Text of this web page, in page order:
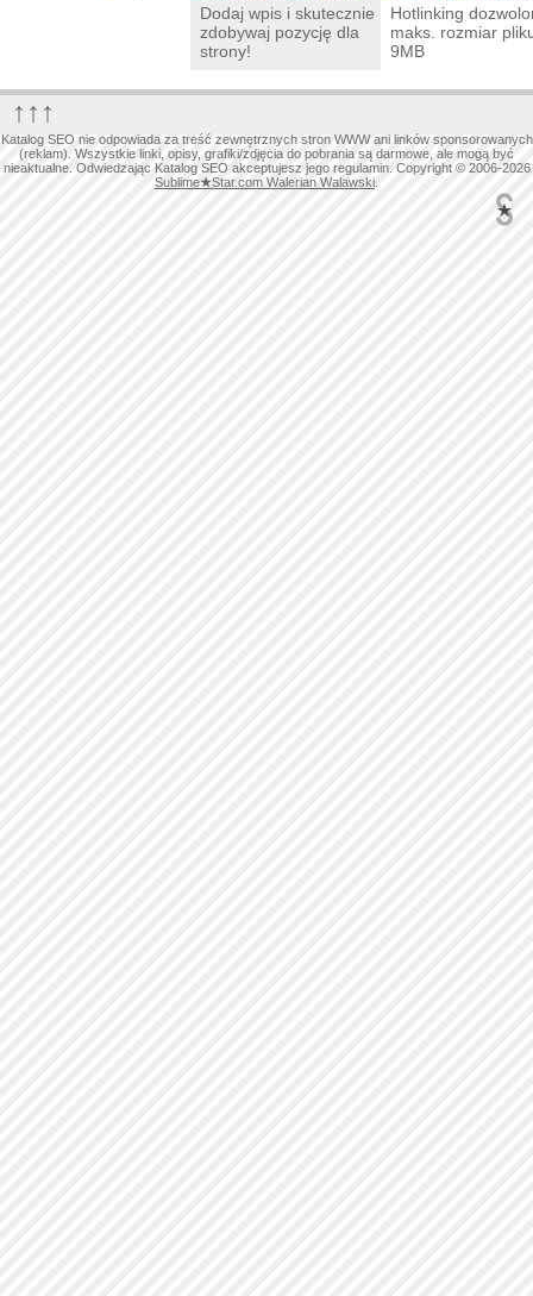
Dodaj wpis i skutecznie
zdobywaj pozycję dla
strony!
Hotlinking
maks. rozmiar
9MB
↑↑↑
Katalog SEO nie odpowiada za treść zewnętrznych stron WWW ani linków sponsorowanych
(reklam). Wszystkie linki, opisy, grafiki/zdjęcia do pobrania są darmowe, ale mogą być
nieaktualne. Odwiedzając Katalog SEO akceptujesz jego regulamin. Copyright © 2006-2026
Sublime★Star.com Walerian Walawski